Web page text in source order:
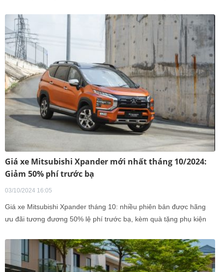
Giá xe Mitsubishi Xpander mới nhất tháng 10/2024:
Giảm 50% phí trước bạ
03/10/2024 16:05
Giá xe Mitsubishi Xpander tháng 10: nhiều phiên bản được hãng
ưu đãi tương đương 50% lệ phí trước bạ, kèm quà tặng phụ kiện